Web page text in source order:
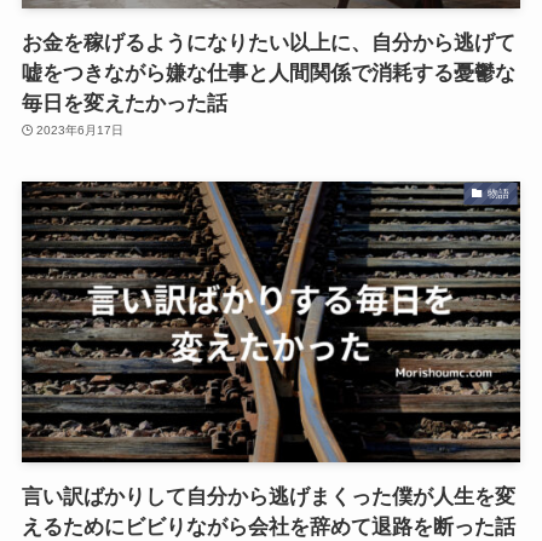
お金を稼げるようになりたい以上に、自分から逃げて
嘘をつきながら嫌な仕事と人間関係で消耗する憂鬱な
毎日を変えたかった話
2023年6月17日
物語
言い訳ばかりして自分から逃げまくった僕が人生を変
えるためにビビりながら会社を辞めて退路を断った話